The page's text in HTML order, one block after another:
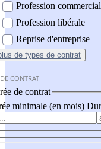
Profession
Profession libérale
Reprise d'entreprise
de types de contrat
CONTRAT
de contrat
minimale (en mois)